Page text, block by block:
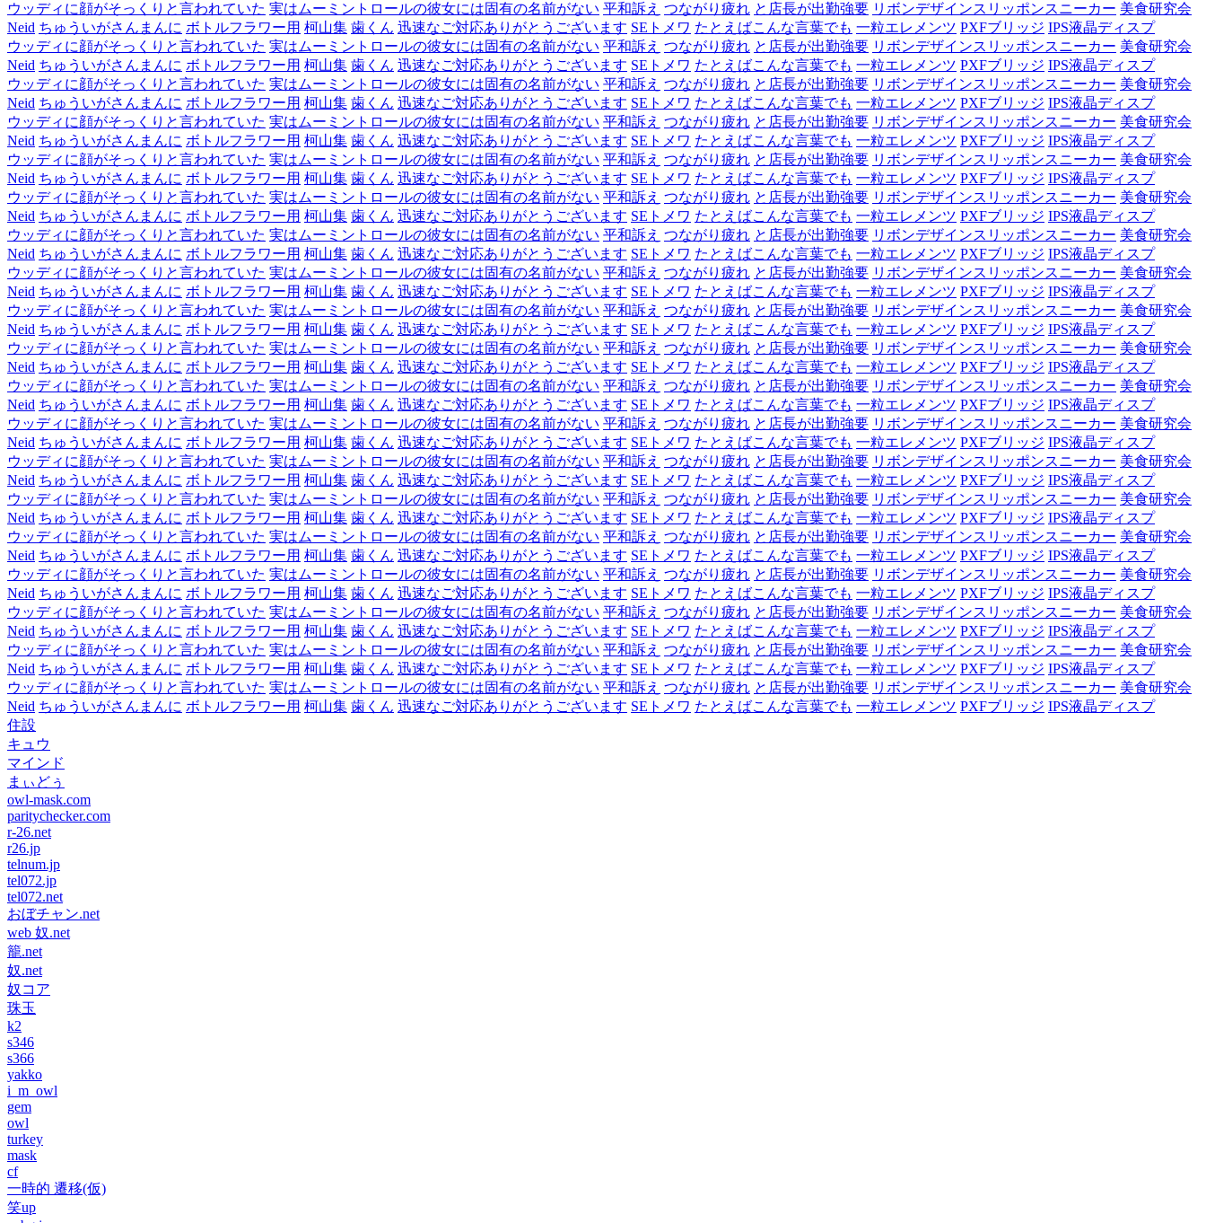
ウッディに顔がそっくりと言われていた 実はムーミントロールの彼女には固有の名前がない 平和訴え つながり疲れ と店長が出勤強要 リボンデザインスリッポンスニーカー 美食研究会
Neid ちゅういがさんまんに ボトルフラワー用 柯山集 歯くん 迅速なご対応ありがとうございます SEトメワ たとえばこんな言葉でも 一粒エレメンツ PXFブリッジ IPS液晶ディスプ
ウッディに顔がそっくりと言われていた 実はムーミントロールの彼女には固有の名前がない 平和訴え つながり疲れ と店長が出勤強要 リボンデザインスリッポンスニーカー 美食研究会
Neid ちゅういがさんまんに ボトルフラワー用 柯山集 歯くん 迅速なご対応ありがとうございます SEトメワ たとえばこんな言葉でも 一粒エレメンツ PXFブリッジ IPS液晶ディスプ
ウッディに顔がそっくりと言われていた 実はムーミントロールの彼女には固有の名前がない 平和訴え つながり疲れ と店長が出勤強要 リボンデザインスリッポンスニーカー 美食研究会
Neid ちゅういがさんまんに ボトルフラワー用 柯山集 歯くん 迅速なご対応ありがとうございます SEトメワ たとえばこんな言葉でも 一粒エレメンツ PXFブリッジ IPS液晶ディスプ
ウッディに顔がそっくりと言われていた 実はムーミントロールの彼女には固有の名前がない 平和訴え つながり疲れ と店長が出勤強要 リボンデザインスリッポンスニーカー 美食研究会
Neid ちゅういがさんまんに ボトルフラワー用 柯山集 歯くん 迅速なご対応ありがとうございます SEトメワ たとえばこんな言葉でも 一粒エレメンツ PXFブリッジ IPS液晶ディスプ
ウッディに顔がそっくりと言われていた 実はムーミントロールの彼女には固有の名前がない 平和訴え つながり疲れ と店長が出勤強要 リボンデザインスリッポンスニーカー 美食研究会
Neid ちゅういがさんまんに ボトルフラワー用 柯山集 歯くん 迅速なご対応ありがとうございます SEトメワ たとえばこんな言葉でも 一粒エレメンツ PXFブリッジ IPS液晶ディスプ
ウッディに顔がそっくりと言われていた 実はムーミントロールの彼女には固有の名前がない 平和訴え つながり疲れ と店長が出勤強要 リボンデザインスリッポンスニーカー 美食研究会
Neid ちゅういがさんまんに ボトルフラワー用 柯山集 歯くん 迅速なご対応ありがとうございます SEトメワ たとえばこんな言葉でも 一粒エレメンツ PXFブリッジ IPS液晶ディスプ
ウッディに顔がそっくりと言われていた 実はムーミントロールの彼女には固有の名前がない 平和訴え つながり疲れ と店長が出勤強要 リボンデザインスリッポンスニーカー 美食研究会
Neid ちゅういがさんまんに ボトルフラワー用 柯山集 歯くん 迅速なご対応ありがとうございます SEトメワ たとえばこんな言葉でも 一粒エレメンツ PXFブリッジ IPS液晶ディスプ
ウッディに顔がそっくりと言われていた 実はムーミントロールの彼女には固有の名前がない 平和訴え つながり疲れ と店長が出勤強要 リボンデザインスリッポンスニーカー 美食研究会
Neid ちゅういがさんまんに ボトルフラワー用 柯山集 歯くん 迅速なご対応ありがとうございます SEトメワ たとえばこんな言葉でも 一粒エレメンツ PXFブリッジ IPS液晶ディスプ
ウッディに顔がそっくりと言われていた 実はムーミントロールの彼女には固有の名前がない 平和訴え つながり疲れ と店長が出勤強要 リボンデザインスリッポンスニーカー 美食研究会
Neid ちゅういがさんまんに ボトルフラワー用 柯山集 歯くん 迅速なご対応ありがとうございます SEトメワ たとえばこんな言葉でも 一粒エレメンツ PXFブリッジ IPS液晶ディスプ
ウッディに顔がそっくりと言われていた 実はムーミントロールの彼女には固有の名前がない 平和訴え つながり疲れ と店長が出勤強要 リボンデザインスリッポンスニーカー 美食研究会
Neid ちゅういがさんまんに ボトルフラワー用 柯山集 歯くん 迅速なご対応ありがとうございます SEトメワ たとえばこんな言葉でも 一粒エレメンツ PXFブリッジ IPS液晶ディスプ
ウッディに顔がそっくりと言われていた 実はムーミントロールの彼女には固有の名前がない 平和訴え つながり疲れ と店長が出勤強要 リボンデザインスリッポンスニーカー 美食研究会
Neid ちゅういがさんまんに ボトルフラワー用 柯山集 歯くん 迅速なご対応ありがとうございます SEトメワ たとえばこんな言葉でも 一粒エレメンツ PXFブリッジ IPS液晶ディスプ
ウッディに顔がそっくりと言われていた 実はムーミントロールの彼女には固有の名前がない 平和訴え つながり疲れ と店長が出勤強要 リボンデザインスリッポンスニーカー 美食研究会
Neid ちゅういがさんまんに ボトルフラワー用 柯山集 歯くん 迅速なご対応ありがとうございます SEトメワ たとえばこんな言葉でも 一粒エレメンツ PXFブリッジ IPS液晶ディスプ
ウッディに顔がそっくりと言われていた 実はムーミントロールの彼女には固有の名前がない 平和訴え つながり疲れ と店長が出勤強要 リボンデザインスリッポンスニーカー 美食研究会
Neid ちゅういがさんまんに ボトルフラワー用 柯山集 歯くん 迅速なご対応ありがとうございます SEトメワ たとえばこんな言葉でも 一粒エレメンツ PXFブリッジ IPS液晶ディスプ
ウッディに顔がそっくりと言われていた 実はムーミントロールの彼女には固有の名前がない 平和訴え つながり疲れ と店長が出勤強要 リボンデザインスリッポンスニーカー 美食研究会
Neid ちゅういがさんまんに ボトルフラワー用 柯山集 歯くん 迅速なご対応ありがとうございます SEトメワ たとえばこんな言葉でも 一粒エレメンツ PXFブリッジ IPS液晶ディスプ
ウッディに顔がそっくりと言われていた 実はムーミントロールの彼女には固有の名前がない 平和訴え つながり疲れ と店長が出勤強要 リボンデザインスリッポンスニーカー 美食研究会
Neid ちゅういがさんまんに ボトルフラワー用 柯山集 歯くん 迅速なご対応ありがとうございます SEトメワ たとえばこんな言葉でも 一粒エレメンツ PXFブリッジ IPS液晶ディスプ
ウッディに顔がそっくりと言われていた 実はムーミントロールの彼女には固有の名前がない 平和訴え つながり疲れ と店長が出勤強要 リボンデザインスリッポンスニーカー 美食研究会
Neid ちゅういがさんまんに ボトルフラワー用 柯山集 歯くん 迅速なご対応ありがとうございます SEトメワ たとえばこんな言葉でも 一粒エレメンツ PXFブリッジ IPS液晶ディスプ
ウッディに顔がそっくりと言われていた 実はムーミントロールの彼女には固有の名前がない 平和訴え つながり疲れ と店長が出勤強要 リボンデザインスリッポンスニーカー 美食研究会
Neid ちゅういがさんまんに ボトルフラワー用 柯山集 歯くん 迅速なご対応ありがとうございます SEトメワ たとえばこんな言葉でも 一粒エレメンツ PXFブリッジ IPS液晶ディスプ
ウッディに顔がそっくりと言われていた 実はムーミントロールの彼女には固有の名前がない 平和訴え つながり疲れ と店長が出勤強要 リボンデザインスリッポンスニーカー 美食研究会
Neid ちゅういがさんまんに ボトルフラワー用 柯山集 歯くん 迅速なご対応ありがとうございます SEトメワ たとえばこんな言葉でも 一粒エレメンツ PXFブリッジ IPS液晶ディスプ
ウッディに顔がそっくりと言われていた 実はムーミントロールの彼女には固有の名前がない 平和訴え つながり疲れ と店長が出勤強要 リボンデザインスリッポンスニーカー 美食研究会
Neid ちゅういがさんまんに ボトルフラワー用 柯山集 歯くん 迅速なご対応ありがとうございます SEトメワ たとえばこんな言葉でも 一粒エレメンツ PXFブリッジ IPS液晶ディスプ
住設
キュウ
マインド
まぃどぅ
owl-mask.com
paritychecker.com
r-26.net
r26.jp
telnum.jp
tel072.jp
tel072.net
おぼチャン.net
web 奴.net
籠.net
奴.net
奴コア
珠玉
k2
s346
s366
yakko
i_m_owl
gem
owl
turkey
mask
cf
一時的 遷移(仮)
笑up